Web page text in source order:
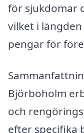
för sjukdomar
vilket i
pengar för
Björboholm
och
efter specifika